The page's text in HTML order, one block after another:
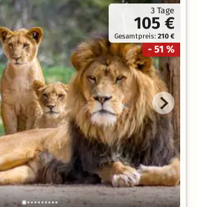
3 Tage
105 €
Gesamtpreis: 210 €
- 51 %